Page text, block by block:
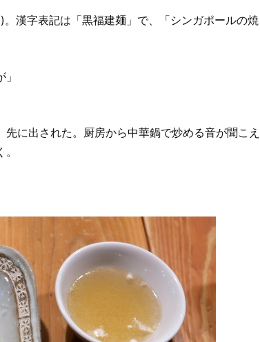
漢字表記は「黒福建麺」で、「シンガポールの焼
に出された。厨房から中華鍋で炒める音が聞こえ